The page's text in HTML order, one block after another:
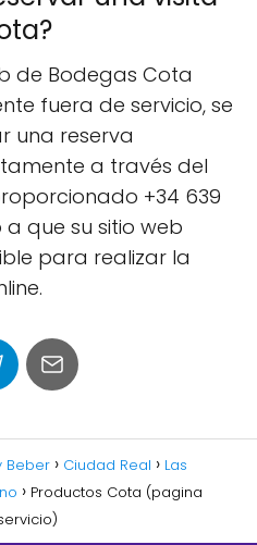
de Bodegas Cota
fuera de servicio, se
una reserva
a través del
+34 639
a que su sitio web
para realizar la
Beber Ciudad Real
Las
Productos Cota (pagina